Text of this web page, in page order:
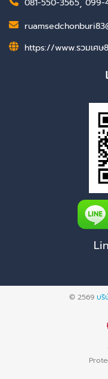
081-550-3565, 099-
https://www.รวมเศษ
© 2569 บริ